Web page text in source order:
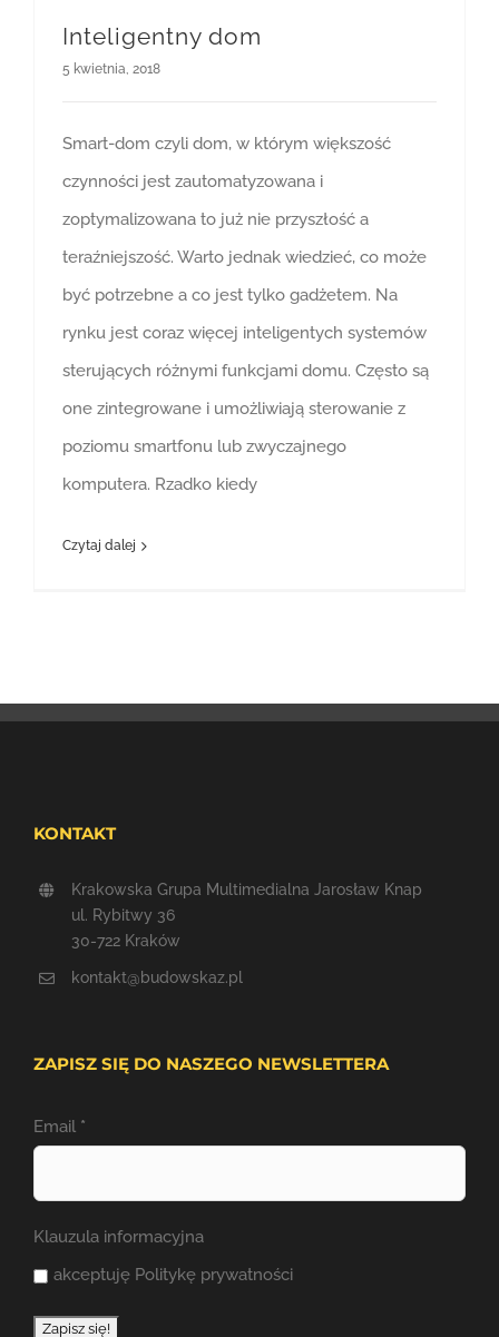
Inteligentny dom
5 kwietnia, 2018
Smart-dom czyli dom, w którym większość
czynności jest zautomatyzowana i
zoptymalizowana to już nie przyszłość a
teraźniejszość. Warto jednak wiedzieć, co może
być potrzebne a co jest tylko gadżetem. Na
rynku jest coraz więcej inteligentych systemów
sterujących różnymi funkcjami domu. Często są
one zintegrowane i umożliwiają sterowanie z
poziomu smartfonu lub zwyczajnego
komputera. Rzadko kiedy
Czytaj dalej
KONTAKT
Krakowska Grupa Multimedialna Jarosław Knap
ul. Rybitwy 36
30-722 Kraków
kontakt@budowskaz.pl
ZAPISZ SIĘ DO NASZEGO NEWSLETTERA
Email *
Klauzula informacyjna
akceptuję Politykę prywatności